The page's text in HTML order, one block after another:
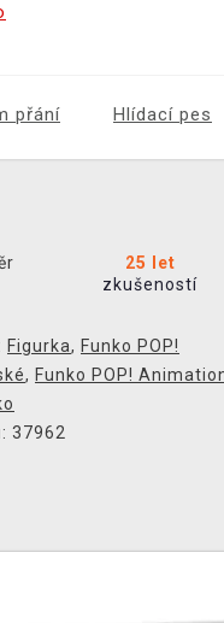
přání Hlídací pes
25 let
zkušeností
Figurka, Funko POP!
, Funko POP!
: 37962